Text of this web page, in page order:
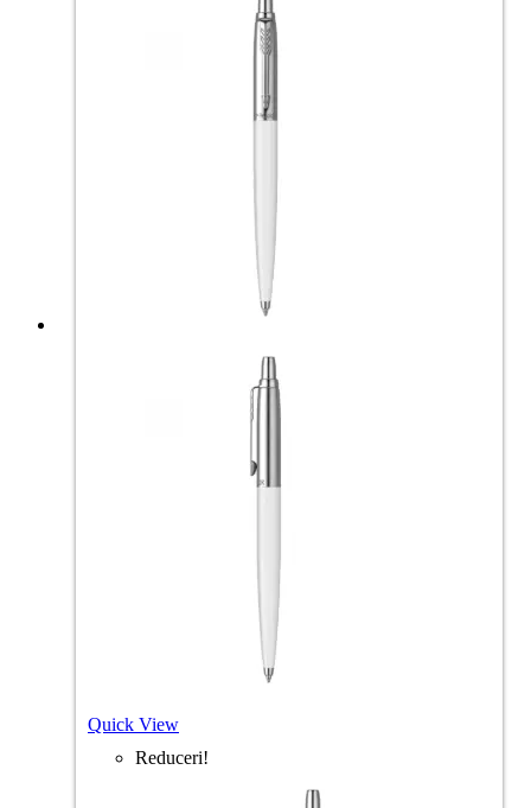
Quick View
Reduceri!